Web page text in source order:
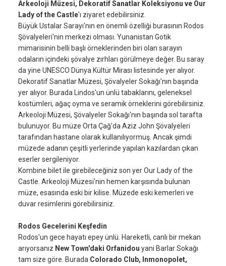
Arkeoloji Müzesi, Dekoratif Sanatlar Koleksiyonu ve Our
Lady of the Castle'ı ziyaret edebilirsiniz.
Büyük Ustalar Sarayı'nın en önemli özelliği burasının Rodos
Şövalyeleri'nin merkezi olması. Yunanistan Gotik
mimarisinin belli başlı örneklerinden biri olan sarayın
odaların içindeki şövalye zırhları görülmeye değer. Bu saray
da yine UNESCO Dünya Kültür Mirası listesinde yer alıyor.
Dekoratif Sanatlar Müzesi, Şövalyeler Sokağı'nın başında
yer alıyor. Burada Lindos'un ünlü tabaklarını, geleneksel
kostümleri, ağaç oyma ve seramik örneklerini görebilirsiniz.
Arkeoloji Müzesi, Şövalyeler Sokağı'nın başında sol tarafta
bulunuyor. Bu müze Orta Çağ'da Aziz John Şövalyeleri
tarafından hastane olarak kullanılıyormuş. Ancak şimdi
müzede adanın çeşitli yerlerinde yapılan kazılardan çıkan
eserler sergileniyor.
Kombine bilet ile girebileceğiniz son yer Our Lady of the
Castle. Arkeoloji Müzesi'nin hemen karşısında bulunan
müze, esasında eski bir kilise. Müzede eski kemerleri ve
duvar resimlerini görebilirsiniz.
Rodos Gecelerini Keşfedin
Rodos'un gece hayatı epey ünlü. Hareketli, canlı bir mekan
arıyorsanız New Town'daki Orfanidou yani Barlar Sokağı
tam size göre. Burada Colorado Club, Inmonopolet,